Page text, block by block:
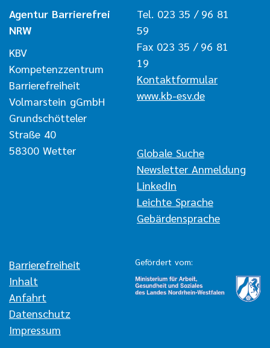
Agentur Barrierefrei
NRW
KBV
Kompetenzzentrum
Barrierefreiheit
Volmarstein gGmbH
Grundschötteler
Straße 40
58300 Wetter
Tel. 023 35 / 96 81
59
Fax 023 35 / 96 81
19
Kontaktformular
www.kb-esv.de
Navigation überspringen
Globale Suche
Newsletter Anmeldung
LinkedIn
Leichte Sprache
Gebärdensprache
Navigation überspringen
Barrierefreiheit
Inhalt
Anfahrt
Datenschutz
Impressum
Gefördert vom: